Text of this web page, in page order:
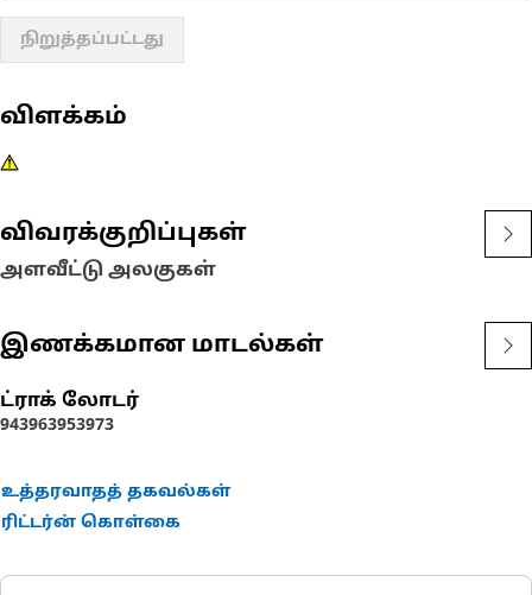
நிறுத்தப்பட்டது
விளக்கம்
விவரக்குறிப்புகள்
அளவீட்டு அலகுகள்
இணக்கமான மாடல்கள்
ட்ராக் லோடர்
943963953973
உத்தரவாதத் தகவல்கள்
ரிட்டர்ன் கொள்கை